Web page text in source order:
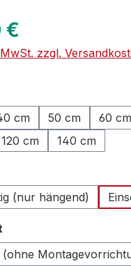
€
zzgl.
cm 50 cm 60 cm
120 cm 140 cm
(nur hängend)
(ohne